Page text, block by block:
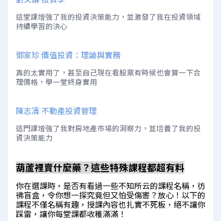
這堂課增強了我的投資決策能力，並激發了我在投資領域
持續學習的決心
鄧家珍 價值投資：理論與實務
真的太實用了，甚至自己現在看股票有時候也會算一下合
理價格，學一堂終身實用
陳志清 不動產投資管理
這門課增強了我對房地產市場的洞察力，並培養了我的投
資決策能力
葫蘆裡賣什麼藥？這些特殊課程都超有料
你在選課時，是否有看過一些不知所云的課程名稱，彷
彿盲盒，令你想一探究竟但又怕受傷害？放心！以下的
課程不僅名稱有趣，授課內容也扎實不死板，絕不讓你
踩雷，讓你每堂課都收穫滿滿！